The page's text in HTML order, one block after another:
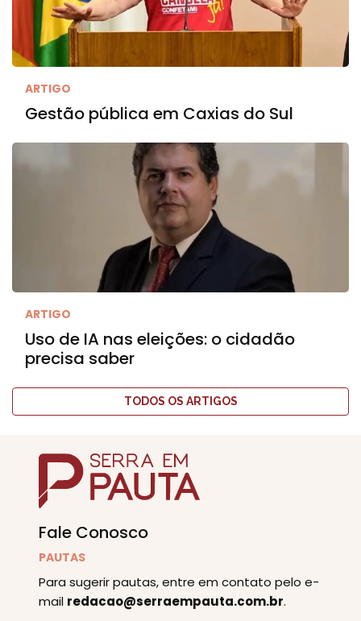
ARTIGO
Gestão pública em Caxias do Sul
ARTIGO
Uso de IA nas eleições: o cidadão
precisa saber
TODOS OS ARTIGOS
Fale Conosco
PAUTAS
Para sugerir pautas, entre em contato pelo e-
mail redacao@serraempauta.com.br.